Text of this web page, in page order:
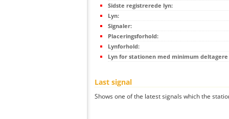
Sidste registrerede lyn:
Lyn:
Signaler:
Placeringsforhold:
Lynforhold:
Lyn for stationen med minimum deltagere
Last signal
Shows one of the latest signals which the